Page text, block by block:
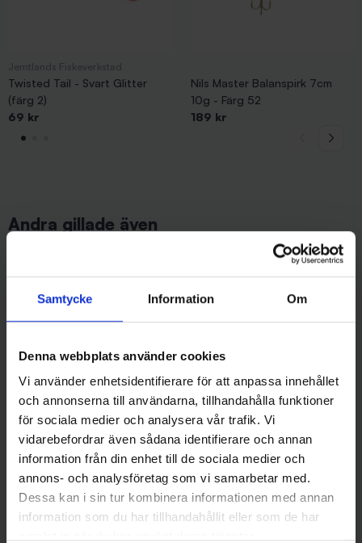
Samtycke Information Om
Denna webbplats använder cookies
Vi använder enhetsidentifierare för att anpassa innehållet
och annonserna till användarna, tillhandahålla funktioner
för sociala medier och analysera vår trafik. Vi
vidarebefordrar även sådana identifierare och annan
information från din enhet till de sociala medier och
annons- och analysföretag som vi samarbetar med.
Dessa kan i sin tur kombinera informationen med annan
information som du har tillhandahållit eller som de har
Twisted Tail - Svart Glitter
(färg 2)
69 kr
Nils Master Balanspirk 7cm
10g - Färg 52
189 kr
Andra gillade även
Wiggler
Lasto Balanspirk 7 gr - Blå
49 kr
Sølvkroken
Sölvkroken Jensen Mini-Pirken
7g - C/R
69 kr